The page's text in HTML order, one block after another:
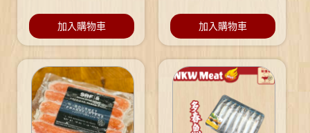
加入購物車 加入購物車